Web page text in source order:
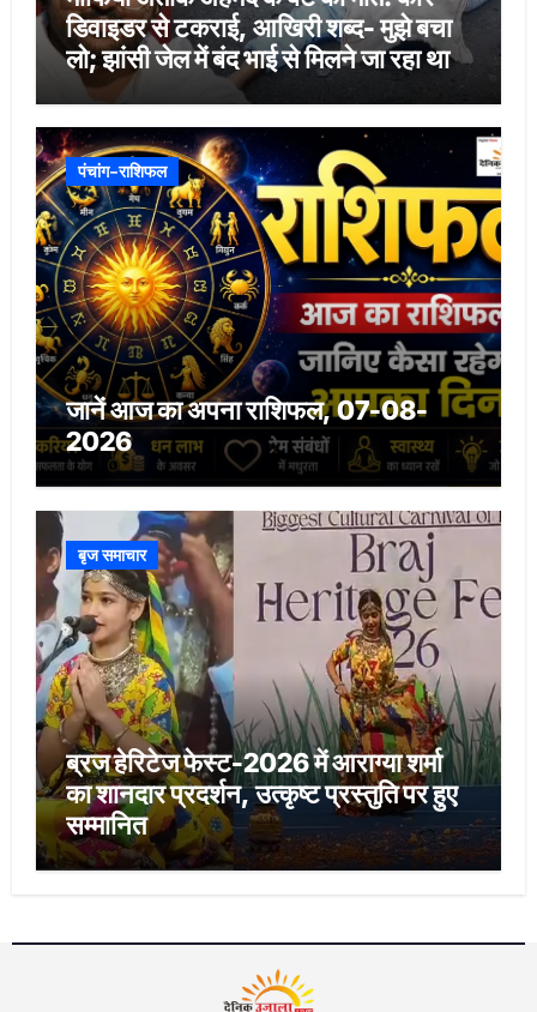
डिवाइडर से टकराई, आखिरी शब्द- मुझे बचा
लो; झांसी जेल में बंद भाई से मिलने जा रहा था
पंचांग-राशिफल
जानें आज का अपना राशिफल, 07-08-
2026
बृज समाचार
ब्रज हेरिटेज फेस्ट-2026 में आराग्या शर्मा
का शानदार प्रदर्शन, उत्कृष्ट प्रस्तुति पर हुए
सम्मानित